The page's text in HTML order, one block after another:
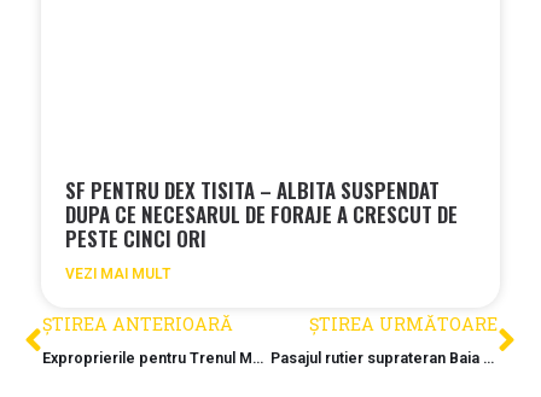
SF PENTRU DEX TISITA – ALBITA SUSPENDAT
DUPA CE NECESARUL DE FORAJE A CRESCUT DE
PESTE CINCI ORI
VEZI MAI MULT
ȘTIREA ANTERIOARĂ
Exproprierile pentru Trenul Metropolitan Cluj ajung la 70 de milioane lei
ȘTIREA URMĂTOARE
Pasajul rutier suprateran Baia Mare-Grosi va fi deschis circulatiei luna viitoare